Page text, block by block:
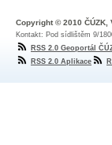
Copyright © 2010
Kontakt: Pod sídlištěm 9/
RSS 2.0 Geoportál
RSS 2.0 Aplikace